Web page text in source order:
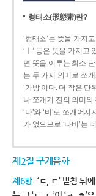
형태소(形態素)란?
‘형태소’는 뜻을 가지
‘ㅣ’ 등은 뜻을 가지고
면 뜻을 이루는 최소 단
는 두 가지 의미로 쪼개
‘가방’이다. 더 작은
나 쪼개기 전의 의미와
‘나’와 ‘비’로 쪼개어지
가 없으므로 ‘나비’는
제2절 구개음화
제6항 ‘ㄷ, ㅌ’ 받침 뒤